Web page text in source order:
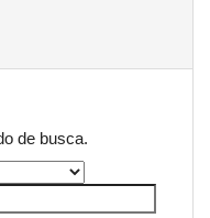
de busca.